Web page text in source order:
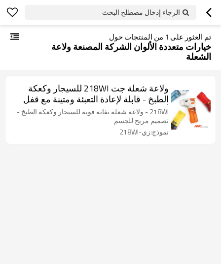
الرجاء إدخال مصطلح البحث
تم العثور على 1 من المنتجات حول
خيارات متعددة الألوان الشركة المصنعة ولاعة
الشعلة
ولاعة شعلة جت 218WI للسيجار وكعكة
الطبخ - قابلة لإعادة التعبئة ومتينة مع قفل
أمان 218WI - ولاعة شعلة نفاثة قوية للسيجار وكعكة الطبخ -
تصميم مريح للجسم
نموذج:زي-218WI